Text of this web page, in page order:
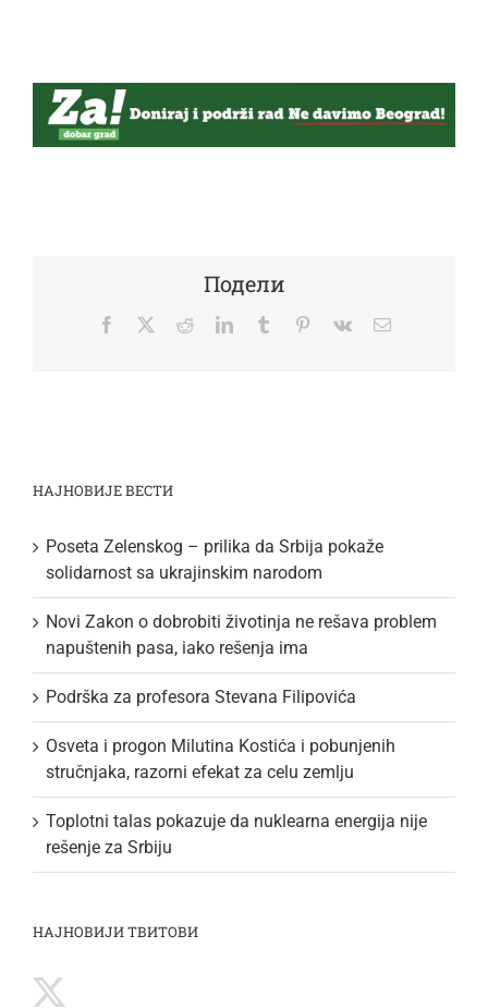
Подели
Facebook
TwitterRedditLinkedInTumblr Pinterest
Vk Email
НАЈНОВИЈЕ ВЕСТИ
Poseta Zelenskog – prilika da Srbija pokaže
solidarnost sa ukrajinskim narodom
Novi Zakon o dobrobiti životinja ne rešava problem
napuštenih pasa, iako rešenja ima
Podrška za profesora Stevana Filipovića
Osveta i progon Milutina Kostića i pobunjenih
stručnjaka, razorni efekat za celu zemlju
Toplotni talas pokazuje da nuklearna energija nije
rešenje za Srbiju
НАЈНОВИЈИ ТВИТОВИ